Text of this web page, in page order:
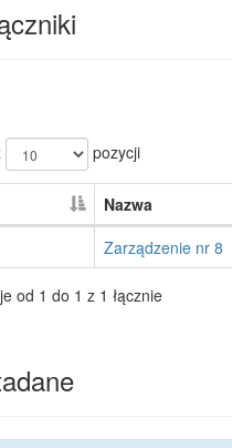
pozycji
Nazwa
Zarządzenie nr 8
od 1 do 1 z 1 łącznie